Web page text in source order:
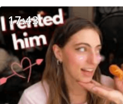
17:43